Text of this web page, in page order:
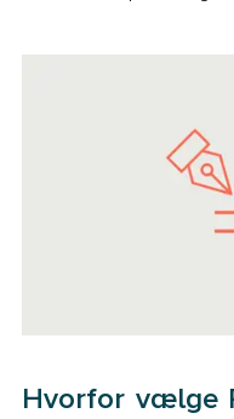
Hvorfor vælge